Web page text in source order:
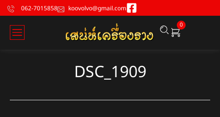
062-7015858 koovolvo@gmail.com
0
DSC_1909